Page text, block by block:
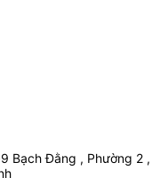
Bạch Đằng , Phường 2 ,